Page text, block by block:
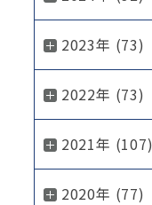
2023年 (73)
2022年 (73)
2021年 (107)
2020年 (77)